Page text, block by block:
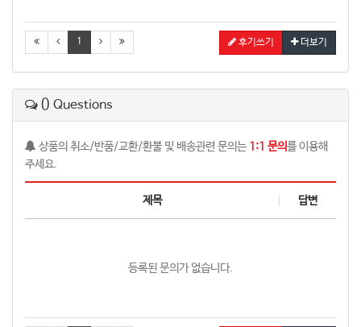
1 후기쓰기 더보기
0 Questions
상품의 취소/반품/교환/환불 및 배송관련 문의는1:1 문의를 이용해
주세요.
제목 답변
등록된 문의가 없습니다.